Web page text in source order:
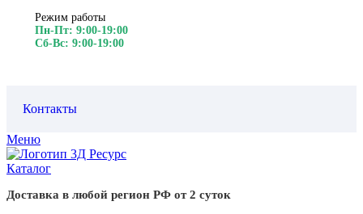
Режим работы
Пн-Пт: 9:00-19:00
Сб-Вс: 9:00-19:00
Контакты
Меню
Каталог
Доставка в любой регион РФ от 2 суток